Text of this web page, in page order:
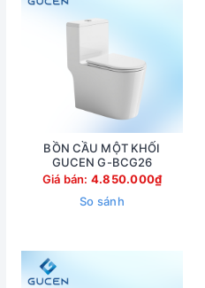
BỒN CẦU MỘT KHỐI
GUCEN G-BCG26
Giá bán: 4.850.000₫
So sánh